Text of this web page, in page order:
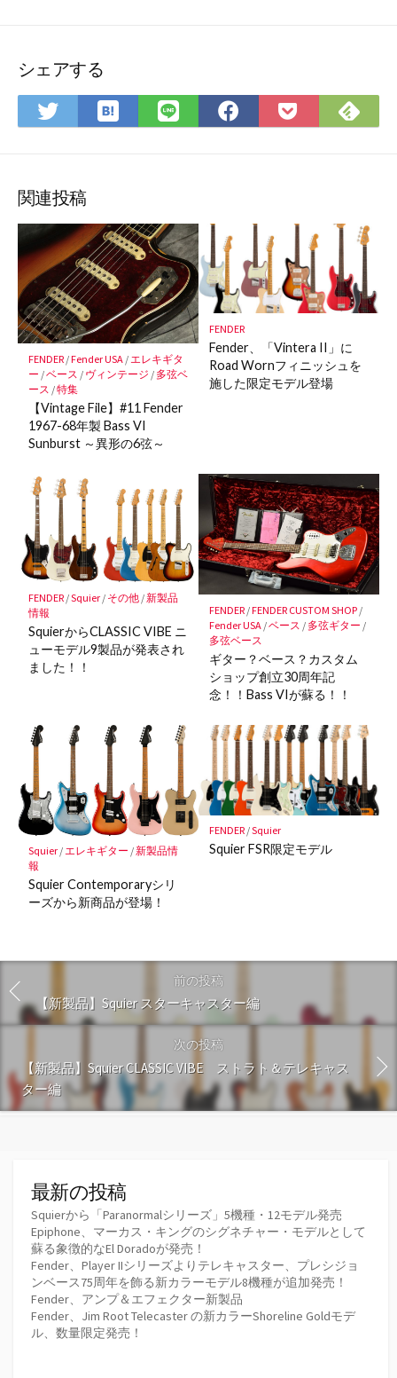
シェアする
Twitter
で
ア
は
て
マ
ー
ク
に
保
存
LINE
で
Facebook
で
Pocket
に
で
関連投稿
FENDER/Fender USA / エレキギタ
ー /ベース / ヴィンテージ / 多弦ベ
ース /特集
【Vintage File】#11 Fender
1967-68年製 Bass VI
Sunburst ～異形の6弦～
FENDER
Fender、「Vintera II」に
Road Wornフィニッシュを
施した限定モデル登場
FENDER/Squier/ その他/新製品
情報
SquierからCLASSIC VIBE ニ
ューモデル9製品が発表され
ました！！
FENDER/FENDER CUSTOM SHOP/
Fender USA /ベース / 多弦ギター /
多弦ベース
ギター？ベース？カスタム
ショップ創立30周年記
念！！Bass VIが蘇る！！
Squier/エレキギター /新製品情
報
Squier Contemporaryシリ
ーズから新商品が登場！
FENDER/Squier
Squier FSR限定モデル
前の投稿
【新製品】Squier スターキャスター編
次の投稿
【新製品】Squier CLASSIC VIBE ストラト＆テレキャス
ター編
最新の投稿
Squierから「Paranormalシリーズ」5機種・12モデル発売
Epiphone、マーカス・キングのシグネチャー・モデルとして
蘇る象徴的なEl Doradoが発売！
Fender、Player IIシリーズよりテレキャスター、プレシジョ
ンベース75周年を飾る新カラーモデル8機種が追加発売！
Fender、アンプ＆エフェクター新製品
Fender、Jim Root Telecaster の新カラーShoreline Goldモデ
ル、数量限定発売！